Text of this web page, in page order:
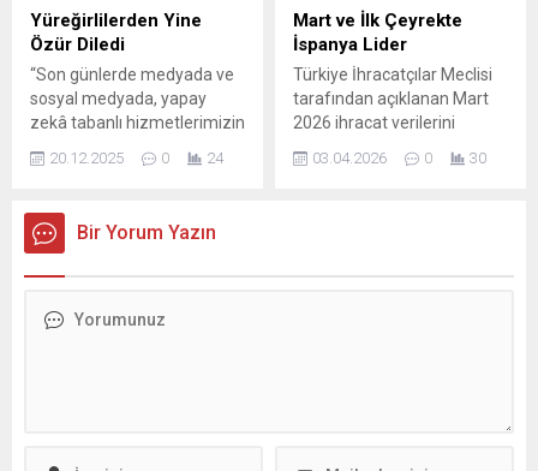
idaresindeki otomobil
arkadan çarptı. Çarpmanın
sırasında ÇGC Yönetim
Kurulu Başkanı ve Türkiye
Gazeteciler Federasyonu
Başkanvekili Cafer
Esendemir ile bir...
Yüreğirlilerden Yine
Özür Diledi
“Son günlerde medyada ve
sosyal medyada, yapay
zekâ tabanlı hizmetlerimizin
değerlendirmelerine yönelik
tepki ve tartışma
yaşandığını yakinen takip
Sayın Ali Demirçalı ve
20.12.2025 0 24
Mart ve İlk Çeyrekte
İspanya Lider
Türkiye İhracatçılar Meclisi
tarafından açıklanan Mart
2026 ihracat verilerini
Odası Yönetim Kurulu
03.04.2026 0 30
Bir Yorum Yazın